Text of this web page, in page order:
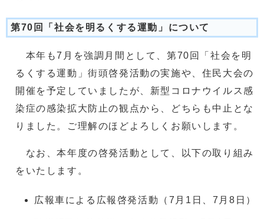
第70回「社会を明るくする運動」について
本年も7月を強調月間として、第70回「社会を明
るくする運動」街頭啓発活動の実施や、住民大会の
開催を予定していましたが、新型コロナウイルス感
染症の感染拡大防止の観点から、どちらも中止とな
りました。ご理解のほどよろしくお願いします。
なお、本年度の啓発活動として、以下の取り組み
をいたします。
広報車による広報啓発活動（7月1日、7月8日）